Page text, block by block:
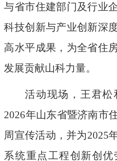
与省市住建部门及行业
科技创新与产业创新深
高水平成果 ， 为全省住
发展贡献山科力量。
活动现场 ， 王君松
2026年山东省暨济南市
周宣传活动 ，并为2025
系统重点工程创新创优